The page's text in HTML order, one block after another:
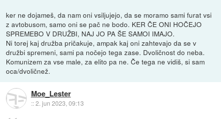
ker ne dojameš, da nam oni vsiljujejo, da se moramo sami furat vsi
z avtobusom, samo oni se pač ne bodo. KER ČE ONI HOČEJO
SPREMEBO V DRUŽBI, NAJ JO PA ŠE SAMOI IMAJO.
Ni torej kaj družba pričakuje, ampak kaj oni zahtevajo da se v
družbi spremeni, sami pa nočejo tega zase. Dvoličnost do neba.
Komunizem za vse male, za elito pa ne. Če tega ne vidiš, si sam
oca/dvoličnež.
Moe_Lester
::2. jun 2023, 09:13